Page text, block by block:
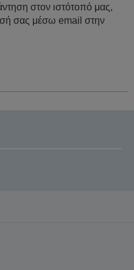
στον ιστότοπό μας,
σας μέσω email στην